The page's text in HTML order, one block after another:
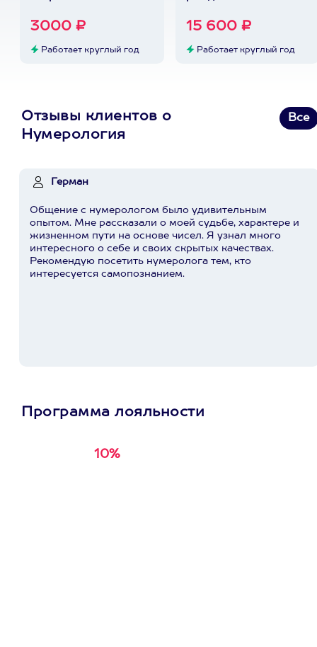
3000 ₽
Работает круглый год
15 600 ₽
Работает круглый год
Отзывы клиентов о
Нумерология
Все
Герман
Общение с нумерологом было удивительным
опытом. Мне рассказали о моей судьбе, характере и
жизненном пути на основе чисел. Я узнал много
интересного о себе и своих скрытых качествах.
Рекомендую посетить нумеролога тем, кто
интересуется самопознанием.
Программа лояльности
10%